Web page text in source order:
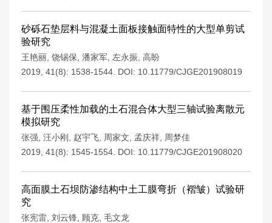
砂砾石垫层料与混凝土面板接触面特性的大型单剪试
验研究
王艳丽 饶锡保 潘家军 左永振 高盼
2019, 41(8): 1538-1544. DOI: 10.11779/CJGE201908019
基于围压柔性加载的土石混合体大型三轴试验离散元
模拟研究
张强 汪小刚 赵宇飞 周家文 孟庆祥
周梦佳
2019, 41(8): 1545-1554. DOI: 10.11779/CJGE201908020
高面膜土石坝防渗结构中土工膜弯折（褶皱）试验研
究
张宪雷 刘云锋 顾克 毛文龙